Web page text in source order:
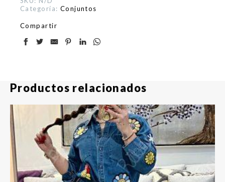
Categoría: Conjuntos
Compartir
Productos relacionados